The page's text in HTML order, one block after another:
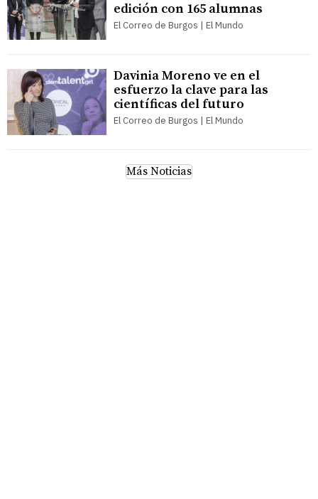
edición con 165 alumnas
El Correo de Burgos | El Mundo
Davinia Moreno ve en el
esfuerzo la clave para las
científicas del futuro
El Correo de Burgos | El Mundo
Más Noticias